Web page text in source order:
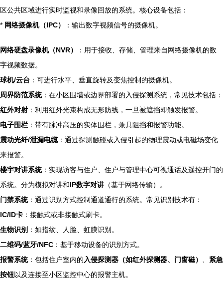
区公共区域进行实时监视和录像回放的系统。核心设备包括：
* 网络摄像机（IPC） ：输出数字视频信号的摄像机。
网络硬盘录像机（NVR）
：用于接收、存储、管理来自网络摄像机的数
字视频数据。
球机/云台 ：可进行水平、垂直旋转及变焦控制的摄像机。
周界防范系统：在小区围墙或边界部署的入侵探测系统，常见技术包括：
红外对射 ：利用红外光束构成无形防线，一旦被遮挡即触发报警。
电子围栏 ：带有脉冲高压的实体围栏，兼具阻挡和报警功能。
震动光纤/泄漏电缆：通过探测触碰或入侵引起的物理震动或电磁场变化
来报警。
楼宇对讲系统：实现访客与住户、住户与管理中心可视通话及遥控开门的
系统。分为模拟对讲和IP数字对讲 （基于网络传输）。
门禁系统：通过识别方式控制通道通行的系统。常见识别技术有：
IC/ID卡 ：接触式或非接触式刷卡。
生物识别 ：如指纹、人脸、虹膜识别。
二维码/蓝牙/NFC ：基于移动设备的识别方式。
报警系统：包括住户室内的入侵探测器（如红外探测器、门窗磁） 、 紧急
按钮以及连接至小区监控中心的报警主机。